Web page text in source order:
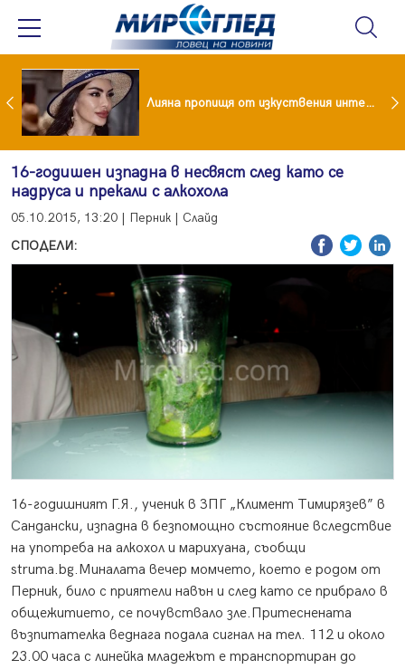
Популярен риалити герой заряза жена си заради друга Лияна пропищя от изкуствения интелект
16-годишен изпадна в несвяст след като се
надруса и прекали с алкохола
05.10.2015, 13:20 | Перник | Слайд
СПОДЕЛИ:
16-годишният Г.Я., ученик в ЗПГ „Климент Тимирязев” в
Сандански, изпадна в безпомощно състояние вследствие
на употреба на алкохол и марихуана, съобщи
struma.bg.Миналата вечер момчето, което е родом от
Перник, било с приятели навън и след като се прибрало в
общежитието, се почувствало зле.Притеснената
възпитателка веднага подала сигнал на тел. 112 и около
23.00 часа с линейка младежът е транспортиран до